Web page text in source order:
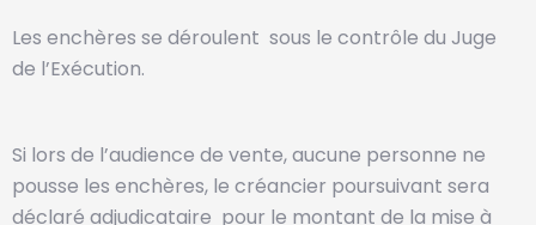
Les enchères se déroulent sous le contrôle du Juge
de l’Exécution.
Si lors de l’audience de vente, aucune personne ne
pousse les enchères, le créancier poursuivant sera
déclaré adjudicataire pour le montant de la mise à